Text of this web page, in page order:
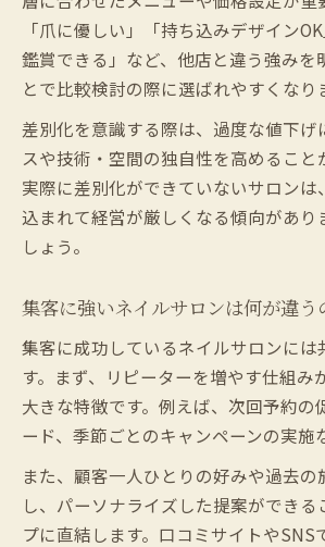
「爪に優しい」「持ち込みデザイン
鑑賞できる」など、他店と違う強みを
とで比較検討の際に選ばれやすくなり
差別化を意識する際は、過度な値下げ
スや技術・空間の独自性を高めること
実際に差別化ができていないサロンは
込まれて経営が厳しくなる傾向があり
しょう。
集客に強いネイルサロンは何が違う
集客に成功しているネイルサロンには
す。まず、リピーターを増やす仕組み
大きな特徴です。例えば、次回予約の
ード、季節ごとのキャンペーンの実施
また、顧客一人ひとりの好みや過去の
し、パーソナライズした提案ができる
プに直結します。口コミサイトやSNS